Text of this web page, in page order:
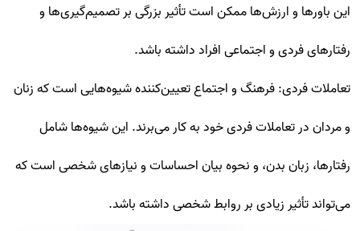
این باورها و ارزش‌ها ممکن است تأثیر بزرگی بر تصمیم‌گیری‌ها و
رفتارهای فردی و اجتماعی افراد داشته باشد.
تعاملات فردی: فرهنگ و اجتماع تعیین‌کننده شیوه‌هایی است که زنان
و مردان در تعاملات فردی خود به کار می‌برند. این شیوه‌ها شامل
رفتارها، زبان بدن، و نحوه بیان احساسات و نیازهای شخصی است که
می‌تواند تأثیر زیادی بر روابط شخصی داشته باشد.